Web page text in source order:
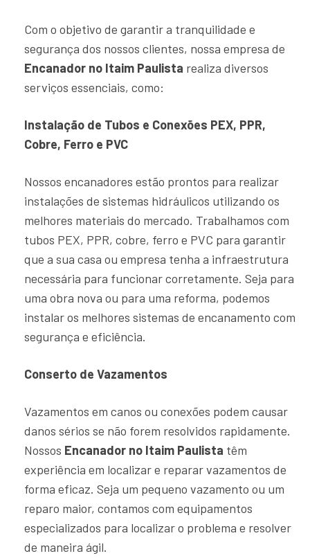
Com o objetivo de garantir a tranquilidade e
segurança dos nossos clientes, nossa empresa de
Encanador no Itaim Paulista realiza diversos
serviços essenciais, como:
Instalação de Tubos e Conexões PEX, PPR,
Cobre, Ferro e PVC
Nossos encanadores estão prontos para realizar
instalações de sistemas hidráulicos utilizando os
melhores materiais do mercado. Trabalhamos com
tubos PEX, PPR, cobre, ferro e PVC para garantir
que a sua casa ou empresa tenha a infraestrutura
necessária para funcionar corretamente. Seja para
uma obra nova ou para uma reforma, podemos
instalar os melhores sistemas de encanamento com
segurança e eficiência.
Conserto de Vazamentos
Vazamentos em canos ou conexões podem causar
danos sérios se não forem resolvidos rapidamente.
Nossos Encanador no Itaim Paulista têm
experiência em localizar e reparar vazamentos de
forma eficaz. Seja um pequeno vazamento ou um
reparo maior, contamos com equipamentos
especializados para localizar o problema e resolver
de maneira ágil.